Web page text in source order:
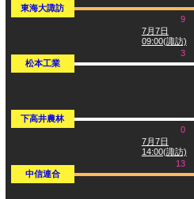
東海大諏訪
松本工業
下高井農林
中信連合
7月7日
09:00(諏訪)
9
3
7月7日
14:00(諏訪)
0
13